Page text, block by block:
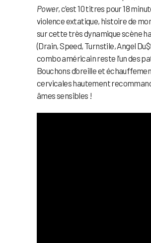
Power, c’est 10 titres pour 18
violence extatique, histoire de
sur cette très dynamique scène
(Drain, Speed, Turnstile, Angel
combo américain reste l’un des
Bouchons d’oreille et
cervicales hautement
âmes sensibles !